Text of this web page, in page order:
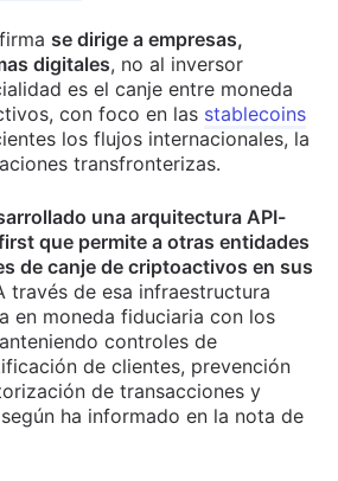
se dirige a empresas,
digitales, no al inversor
es el canje entre moneda
con foco en las stablecoins
los flujos internacionales, la
transfronterizas.
una arquitectura API-
que permite a otras entidades
de canje de criptoactivos en sus
través de esa infraestructura
en moneda fiduciaria con los
controles de
de clientes, prevención
de transacciones y
ha informado en la nota de